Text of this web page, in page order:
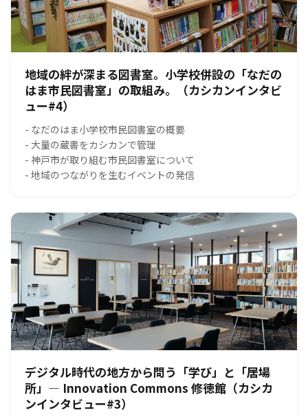
地域の絆が深まる図書室。小学校併設の「なだの
はま市民図書室」の取組み。（カシカンインタビ
ュー#4）
- なだのはま小学校市民図書室の概要
- 大量の蔵書をカシカンで管理
- 神戸市が取り組む市民図書室について
- 地域のつながりを生むイベントの発信
デジタル時代の地方から問う「学び」と「居場
所」― Innovation Commons 修徳館（カシカ
ンインタビュー#3）